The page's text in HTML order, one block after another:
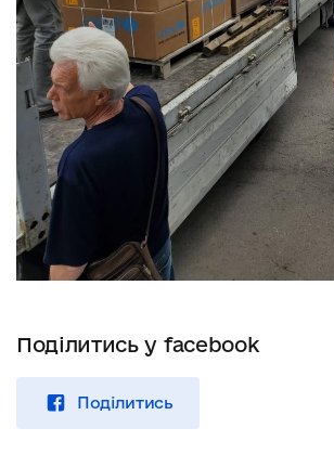
Поділитись у facebook
Поділитись